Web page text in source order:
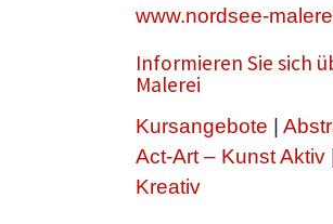
www.nordsee-
Informieren Sie sich
Malerei
Kursangebote
Act-Art – Kunst Aktiv
Kreativ